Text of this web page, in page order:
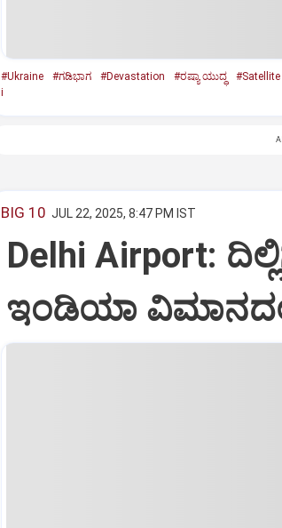
#Ukraine #ಗಡಿಭಾಗ #Devastation #ರಷ್ಯಾ ಯುದ್ಧ #Satellite
i
BIG 10 JUL 22, 2025, 8:47 PM IST
Delhi Airport:
ಇಂಡಿಯಾ